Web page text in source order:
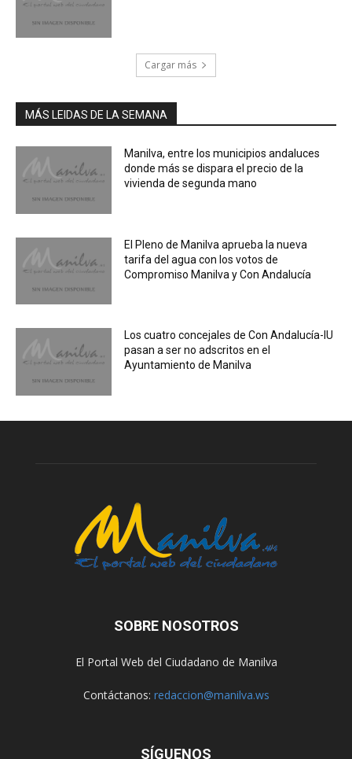
Cargar más
MÁS LEIDAS DE LA SEMANA
Manilva, entre los municipios andaluces
donde más se dispara el precio de la
vivienda de segunda mano
El Pleno de Manilva aprueba la nueva
tarifa del agua con los votos de
Compromiso Manilva y Con Andalucía
Los cuatro concejales de Con Andalucía-IU
pasan a ser no adscritos en el
Ayuntamiento de Manilva
SOBRE NOSOTROS
El Portal Web del Ciudadano de Manilva
Contáctanos: redaccion@manilva.ws
SÍGUENOS